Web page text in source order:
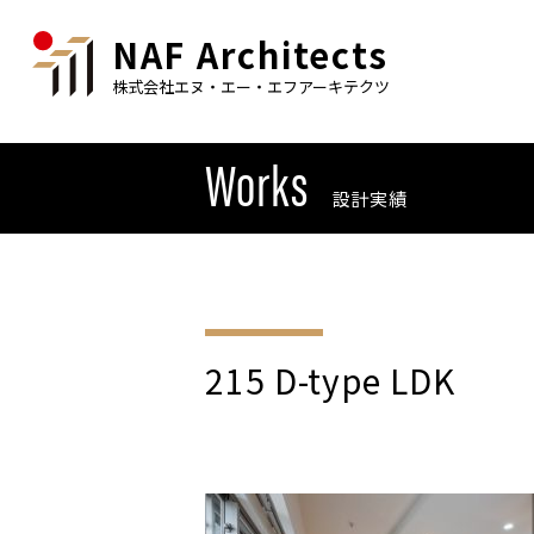
NAF Architects
株式会社エヌ・エー・エフアーキテクツ
Works 設計実績
215 D-type LDK